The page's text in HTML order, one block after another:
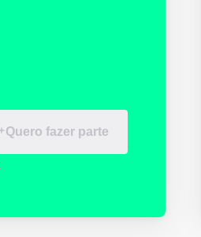
Quero fazer parte